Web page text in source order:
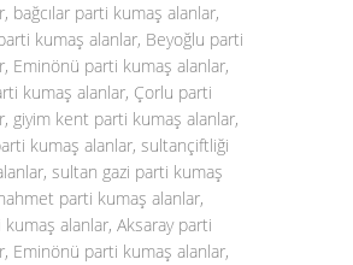
bağcılar parti kumaş alanlar,
kumaş alanlar, Beyoğlu parti
Eminönü parti kumaş alanlar,
kumaş alanlar, Çorlu parti
giyim kent parti kumaş alanlar,
kumaş alanlar, sultançiftliği
sultan gazi parti kumaş
parti kumaş alanlar,
kumaş alanlar, Aksaray parti
Eminönü parti kumaş alanlar,